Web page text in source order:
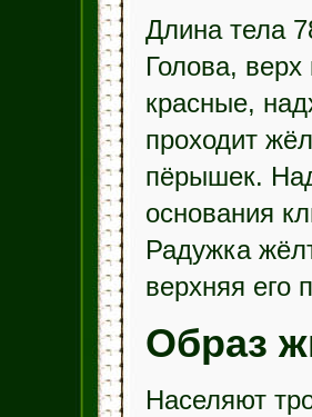
Длина тела
Голова,
красные,
проходит
пёрышек.
основания
Радужка
верхняя его
Образ
Населяют